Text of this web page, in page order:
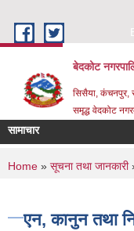
बेदकोट
सिसैया, कंचनपुर,
समृद्ध वेदकोट
सामाचार
You are
Home » सूचना तथा जानकारी
एन, कानुन तथा